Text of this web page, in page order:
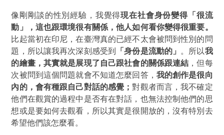
像剛剛談的性別經驗，我覺得現在社會身份變得「 很流
動 」
，這也跟環境很有關係，他人如何看你變得很重要。
比起當初在印尼，在臺灣真的已經不太會被問到性別的問
題，所以讓我再次深刻感受到
「身份是流動的」 。所以我
的繪畫，其實就是展現了自己跟社會的關係跟連結 ，但每
次被問到這個問題就會不知道怎麼回答， 我的創作是很向
內的，會有種跟自己對話的感覺；對觀者而言，我不確定
他們在觀賞的過程中是否有在對話，也無法控制他們的思
想或是要如何去觀看，所以其實是很開放的，沒有特別去
希望他們該怎麼看。